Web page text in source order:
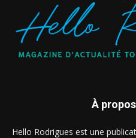
À
Hello Rodrigues est une